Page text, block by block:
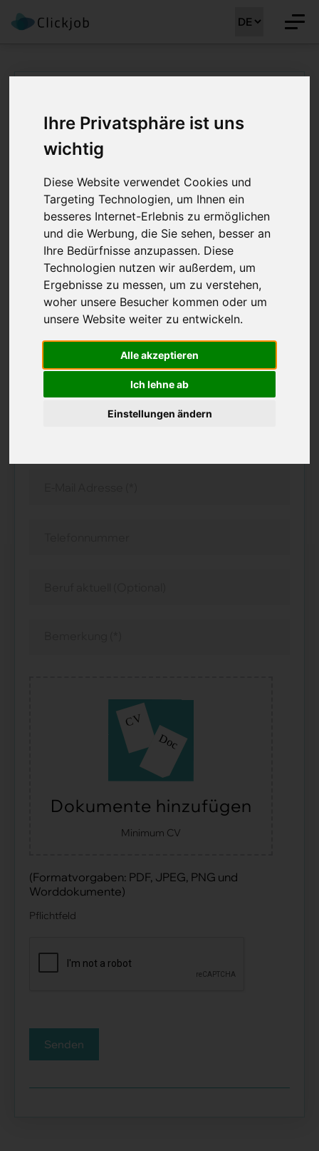
Ihre Privatsphäre ist uns
wichtig
Diese Website verwendet Cookies und
Targeting Technologien, um Ihnen ein
besseres Internet-Erlebnis zu ermöglichen
und die Werbung, die Sie sehen, besser an
Ihre Bedürfnisse anzupassen. Diese
Technologien nutzen wir außerdem, um
Ergebnisse zu messen, um zu verstehen,
woher unsere Besucher kommen oder um
unsere Website weiter zu entwickeln.
Alle akzeptieren
Ich lehne ab
Einstellungen ändern
(m/w/d) - Bewerben
Stellenreferenz: CLJ-MM 41099
Bitte bewerben Sie sich nur auf eine Stelle! Wir
informieren Sie nach Erhalt Ihres CV über alle
aktuellen Möglichkeiten.
Dokumente hinzufügen
Minimum CV
(Formatvorgaben: PDF, JPEG, PNG und
Worddokumente)
Pflichtfeld
Senden